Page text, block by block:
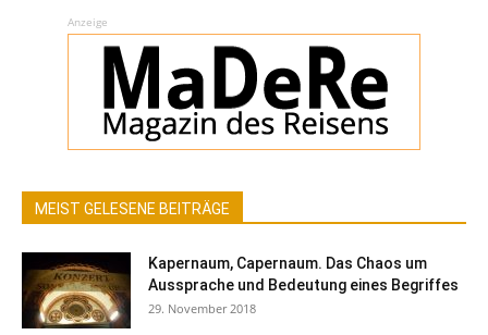
Anzeige
MEIST GELESENE BEITRÄGE
Kapernaum, Capernaum. Das Chaos um
Aussprache und Bedeutung eines Begriffes
29. November 2018